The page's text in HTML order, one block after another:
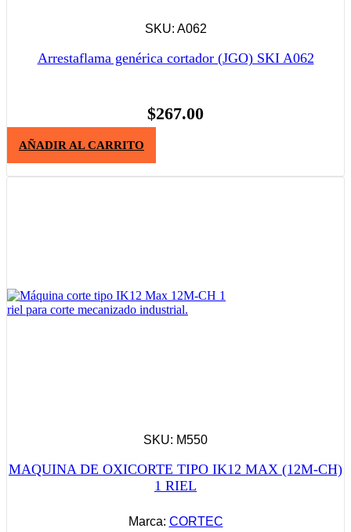
SKU: A062
Arrestaflama genérica cortador (JGO) SKI A062
$267.00
AÑADIR AL CARRITO
SKU: M550
MAQUINA DE OXICORTE TIPO IK12 MAX (12M-CH)
1 RIEL
Marca: CORTEC